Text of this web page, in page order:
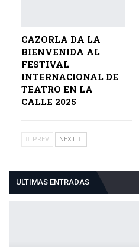
CAZORLA DA LA
BIENVENIDA AL
FESTIVAL
INTERNACIONAL DE
TEATRO EN LA
CALLE 2025
PREV NEXT
ULTIMAS ENTRADAS